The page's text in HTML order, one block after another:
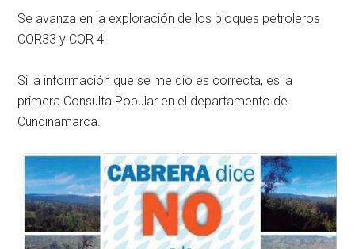
Se avanza en la exploración de los bloques petroleros
COR33 y COR 4.
Si la información que se me dio es correcta, es la
primera Consulta Popular en el departamento de
Cundinamarca.